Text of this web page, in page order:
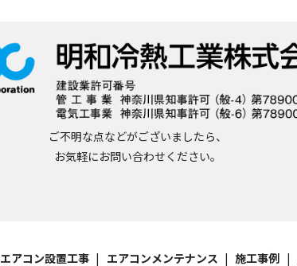
ご不明な点などがございましたら、
お気軽にお問い合わせください。
エアコン設置工事 エアコンメンテナンス 施工事例